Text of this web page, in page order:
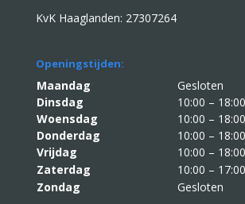
KvK Haaglanden: 27307264
Openingstijden:
Maandag
Gesloten
Dinsdag
10:00 – 18:00
Woensdag
10:00 – 18:00
Donderdag
10:00 – 18:00
Vrijdag
10:00 – 18:00
Zaterdag
10:00 – 17:00
Zondag
Gesloten